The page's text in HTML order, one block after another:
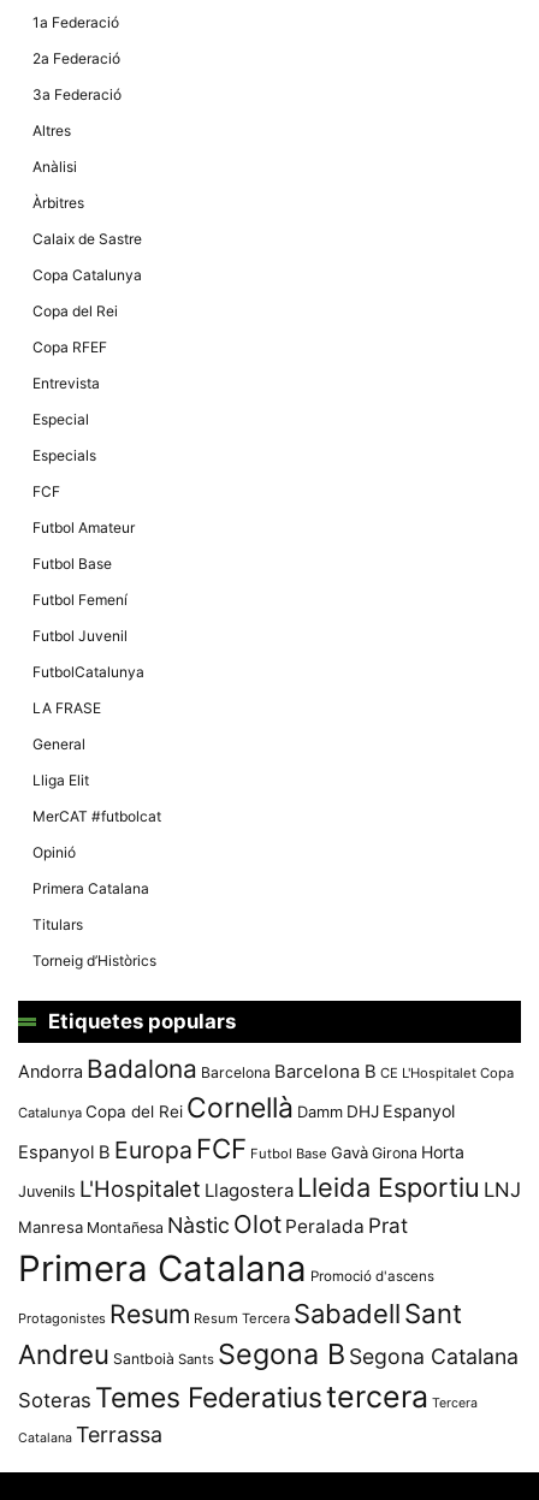
1a Federació
2a Federació
3a Federació
Altres
Anàlisi
Àrbitres
Calaix de Sastre
Copa Catalunya
Copa del Rei
Copa RFEF
Entrevista
Especial
Especials
FCF
Futbol Amateur
Futbol Base
Futbol Femení
Futbol Juvenil
FutbolCatalunya
LA FRASE
General
Lliga Elit
MerCAT #futbolcat
Opinió
Primera Catalana
Titulars
Torneig d’Històrics
Etiquetes populars
Andorra Badalona Barcelona Barcelona B CE L'Hospitalet Copa
Catalunya Copa del Rei Cornellà Damm DHJ Espanyol
Espanyol B Europa FCF Futbol Base Gavà Girona Horta
Juvenils L'Hospitalet Llagostera Lleida Esportiu LNJ
Manresa Montañesa Nàstic Olot Peralada Prat
Primera Catalana Promoció d'ascens
Protagonistes Resum Resum Tercera SabadellSant
Andreu Santboià Sants Segona B Segona Catalana
Soteras Temes Federatiustercera Tercera
Catalana Terrassa